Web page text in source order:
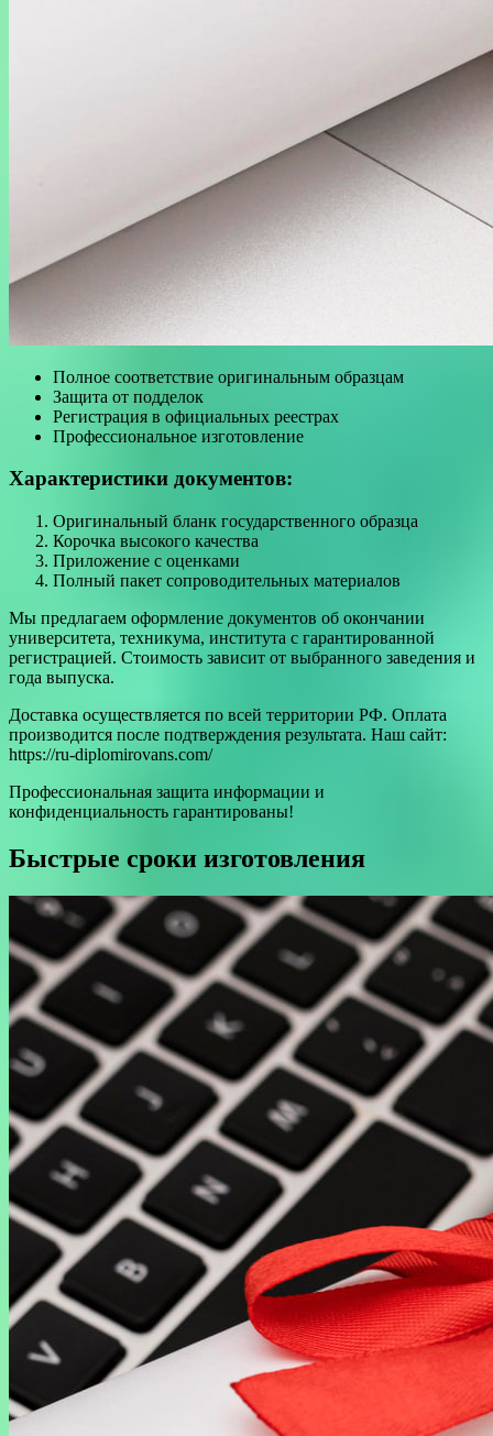
Полное соответствие оригинальным образцам
Защита от подделок
Регистрация в официальных реестрах
Профессиональное изготовление
Характеристики документов:
Оригинальный бланк государственного образца
Корочка высокого качества
Приложение с оценками
Полный пакет сопроводительных материалов
Мы предлагаем оформление документов об окончании
университета, техникума, института с гарантированной
регистрацией. Стоимость зависит от выбранного заведения и
года выпуска.
Доставка осуществляется по всей территории РФ. Оплата
производится после подтверждения результата. Наш сайт:
https://ru-diplomirovans.com/
Профессиональная защита информации и
конфиденциальность гарантированы!
Быстрые сроки изготовления